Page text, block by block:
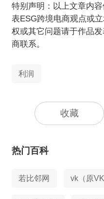
特别声明：以上文章内
表ESG跨境电商观点或
权或其它问题请于作品
商联系。
利润
收藏
热门百科
若比邻网 vk（原